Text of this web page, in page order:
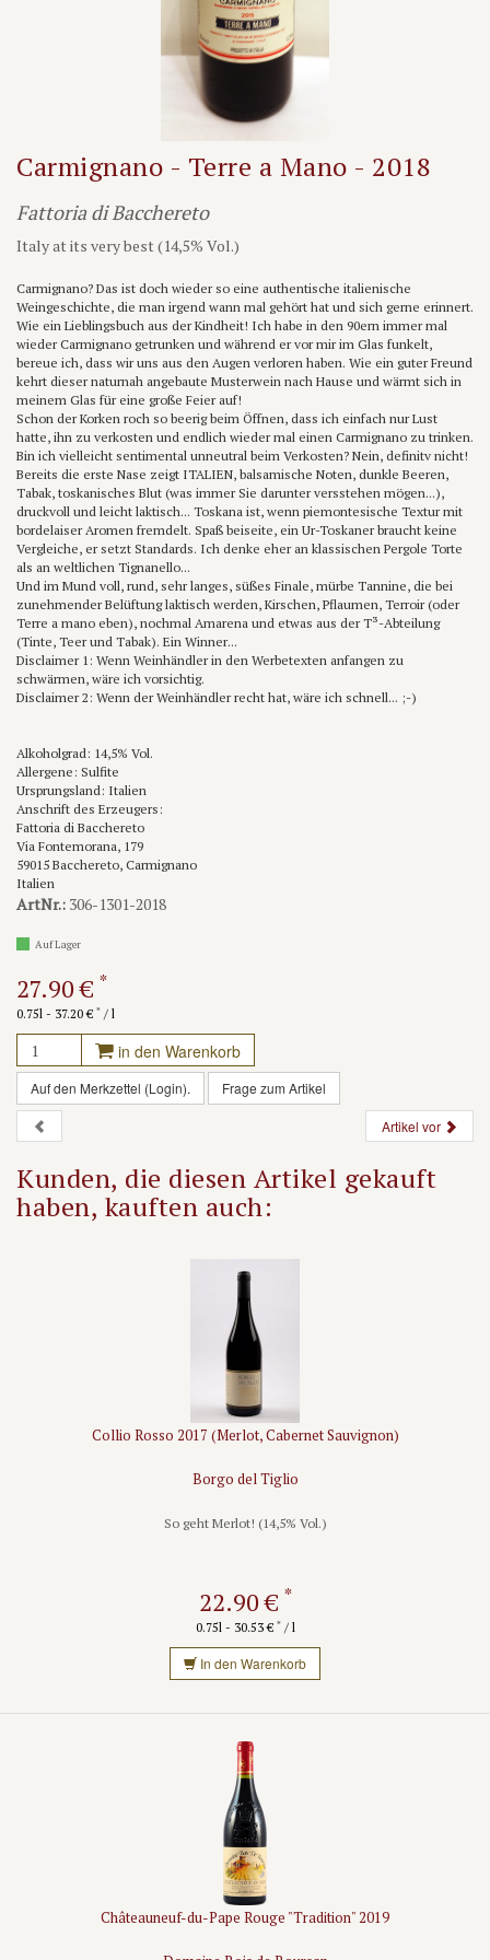
Carmignano - Terre a Mano - 2018
Fattoria di Bacchereto
Italy at its very best (14,5% Vol.)
Carmignano? Das ist doch wieder so eine authentische italienische
Weingeschichte, die man irgend wann mal gehört hat und sich gerne erinnert.
Wie ein Lieblingsbuch aus der Kindheit! Ich habe in den 90ern immer mal
wieder Carmignano getrunken und während er vor mir im Glas funkelt,
bereue ich, dass wir uns aus den Augen verloren haben. Wie ein guter Freund
kehrt dieser naturnah angebaute Musterwein nach Hause und wärmt sich in
meinem Glas für eine große Feier auf!
Schon der Korken roch so beerig beim Öffnen, dass ich einfach nur Lust
hatte, ihn zu verkosten und endlich wieder mal einen Carmignano zu trinken.
Bin ich vielleicht sentimental unneutral beim Verkosten? Nein, definitv nicht!
Bereits die erste Nase zeigt ITALIEN, balsamische Noten, dunkle Beeren,
Tabak, toskanisches Blut (was immer Sie darunter versstehen mögen...),
druckvoll und leicht laktisch... Toskana ist, wenn piemontesische Textur mit
bordelaiser Aromen fremdelt. Spaß beiseite, ein Ur-Toskaner braucht keine
Vergleiche, er setzt Standards. Ich denke eher an klassischen Pergole Torte
als an weltlichen Tignanello...
Und im Mund voll, rund, sehr langes, süßes Finale, mürbe Tannine, die bei
zunehmender Belüftung laktisch werden, Kirschen, Pflaumen, Terroir (oder
Terre a mano eben), nochmal Amarena und etwas aus der T³-Abteilung
(Tinte, Teer und Tabak). Ein Winner...
Disclaimer 1: Wenn Weinhändler in den Werbetexten anfangen zu
schwärmen, wäre ich vorsichtig.
Disclaimer 2: Wenn der Weinhändler recht hat, wäre ich schnell... ;-)
Alkoholgrad: 14,5% Vol.
Allergene: Sulfite
Ursprungsland: Italien
Anschrift des Erzeugers:
Fattoria di Bacchereto
Via Fontemorana, 179
59015 Bacchereto, Carmignano
Italien
ArtNr.: 306-1301-2018
Auf Lager
27.90 € *
0.75l - 37.20 € * / l
in den Warenkorb
Auf den Merkzettel (Login). Frage zum Artikel
Artikel vor
Kunden, die diesen Artikel gekauft
haben, kauften auch:
Collio Rosso 2017 (Merlot, Cabernet Sauvignon)
Borgo del Tiglio
So geht Merlot! (14,5% Vol.)
22.90 € *
0.75l - 30.53 € */ l
In den Warenkorb
Châteauneuf-du-Pape Rouge "Tradition" 2019